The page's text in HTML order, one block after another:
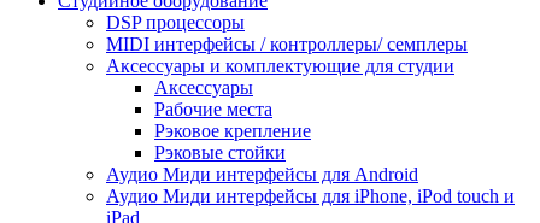
DSP процессоры
MIDI интерфейсы / контроллеры/ семплеры
Аксессуары и комплектующие для студии
Аксессуары
Рабочие места
Рэковое крепление
Рэковые стойки
Аудио Миди интерфейсы для Android
Аудио Миди интерфейсы для iPhone, iPod touch и
iPad